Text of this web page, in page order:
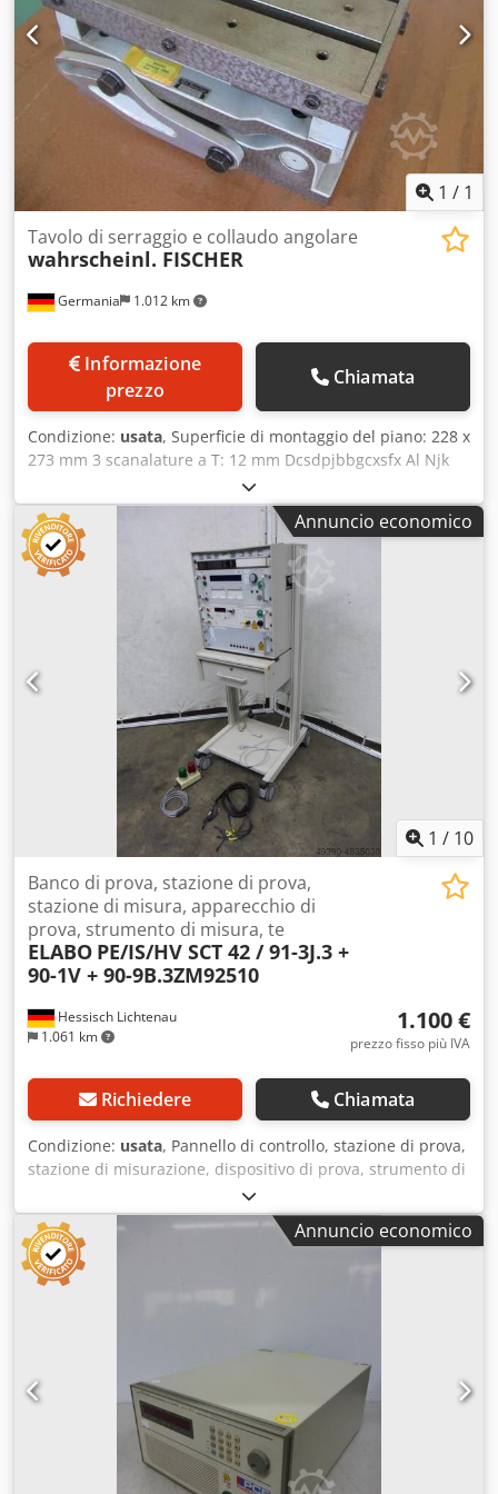
1 / 1
Germania 1.012 km
Tavolo di serraggio e collaudo angolare
wahrscheinl. FISCHER
prezzo
Chiamata
Condizione: usata, Superficie di montaggio del piano: 228 x
273 mm 3 scanalature a T: 12 mm Dcsdpjbbgcxsfx Al Njk
tra queste, 4 fori filettati: M 8 Altezza del piano nella
posizione di riferimento: 146 mm Ingombro: 250 x 290 mm
Peso: 41 kg
Annuncio economico
1 / 10
Hessisch Lichtenau
1.061 km
Banco di prova, stazione di prova,
stazione di misura, apparecchio di
prova, strumento di misura, te
ELABO PE/IS/HV SCT 42 / 91-3J.3 +
90-1V + 90-9B.3ZM92510
1.100 €
prezzo fisso più IVA
Richiedere Chiamata
Condizione: usata, Pannello di controllo, stazione di prova,
stazione di misurazione, dispositivo di prova, strumento di
misurazione, tester per misurazioni HV, PE, IS ELABO,
modello PE/IS/HV SCT 42 / 91-3J.3 + 90-1V + 90-
9B.3ZM92510 Dispositivo di prova ad alta tensione Il
modello PE/IS/HV SCT 42 / 91-3J.3 è utilizzato per misurare
la resistenza dielettrica, la resistenza di isolamento e la
la norma EN60204, parte 1. Numero di serie: 0064016
Anno di fabbricazione: 2004 Tensione nominale: 230 V CA
Frequenza nominale: 50 Hz Corrente nominale: 6,3 A -
Misurazione della resistenza del conduttore di protezione -
Misurazione della resistenza di isolamento - Misurazione
della caduta di tensione del conduttore di protezione Il
Annuncio economico